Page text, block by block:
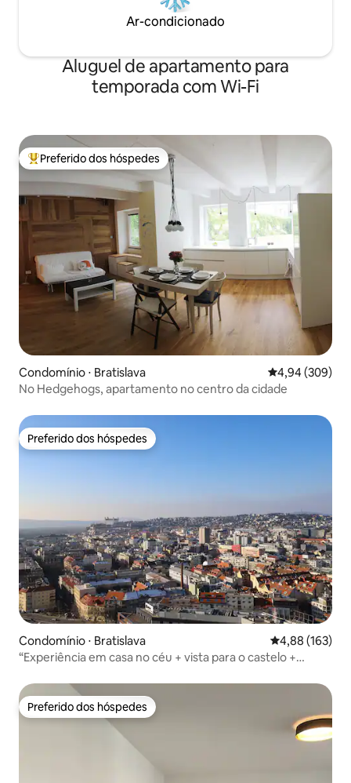
Ar-condicionado
Aluguel de apartamento para
temporada com Wi-Fi
Entre os melhores preferidos dos hóspedes
Preferido dos hóspedes
Condomínio ⋅ Bratislava 4,94 de uma
4,94 (309)
No Hedgehogs, apartamento no centro da cidade
Preferido dos hóspedes
Preferido dos hóspedes
Condomínio ⋅ Bratislava 4,88 de uma
4,88 (163)
“Experiência em casa no céu + vista para o castelo +
Preferido dos hóspedes
Preferido dos hóspedes